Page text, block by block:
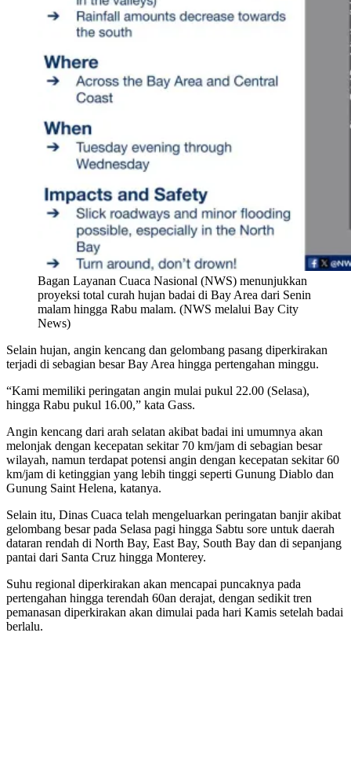
Bagan Layanan Cuaca Nasional (NWS) menunjukkan
proyeksi total curah hujan badai di Bay Area dari Senin
malam hingga Rabu malam. (NWS melalui Bay City
News)
Selain hujan, angin kencang dan gelombang pasang diperkirakan
terjadi di sebagian besar Bay Area hingga pertengahan minggu.
“Kami memiliki peringatan angin mulai pukul 22.00 (Selasa),
hingga Rabu pukul 16.00,” kata Gass.
Angin kencang dari arah selatan akibat badai ini umumnya akan
melonjak dengan kecepatan sekitar 70 km/jam di sebagian besar
wilayah, namun terdapat potensi angin dengan kecepatan sekitar 60
km/jam di ketinggian yang lebih tinggi seperti Gunung Diablo dan
Gunung Saint Helena, katanya.
Selain itu, Dinas Cuaca telah mengeluarkan peringatan banjir akibat
gelombang besar pada Selasa pagi hingga Sabtu sore untuk daerah
dataran rendah di North Bay, East Bay, South Bay dan di sepanjang
pantai dari Santa Cruz hingga Monterey.
Suhu regional diperkirakan akan mencapai puncaknya pada
pertengahan hingga terendah 60an derajat, dengan sedikit tren
pemanasan diperkirakan akan dimulai pada hari Kamis setelah badai
berlalu.